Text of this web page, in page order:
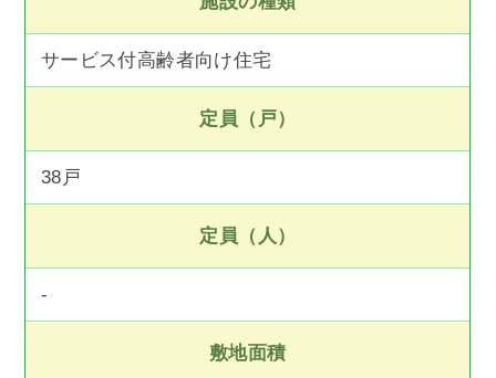
サービス付高齢者向け住宅
定員（戸）
38戸
定員（人）
-
敷地面積